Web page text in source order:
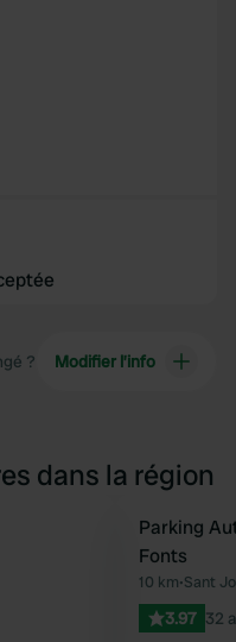
? Modifier l’info
dans la région
Préféré
Parking
Fonts
10 km•Sant
3.97 32